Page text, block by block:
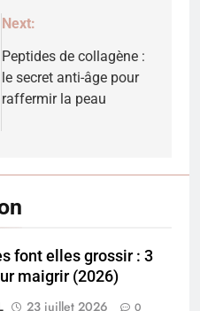
Next:
Peptides de collagène :
le secret anti-âge pour
raffermir la peau
font elles grossir : 3
maigrir (2026)
23 juillet 2026 0